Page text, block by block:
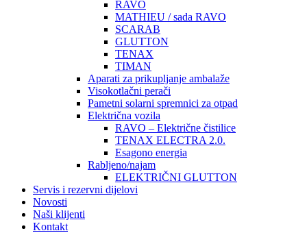
RAVO
MATHIEU / sada RAVO
SCARAB
GLUTTON
TENAX
TIMAN
Aparati za prikupljanje ambalaže
Visokotlačni perači
Pametni solarni spremnici za otpad
Električna vozila
RAVO – Električne čistilice
TENAX ELECTRA 2.0.
Esagono energia
Rabljeno/najam
ELEKTRIČNI GLUTTON
Servis i rezervni dijelovi
Novosti
Naši klijenti
Kontakt